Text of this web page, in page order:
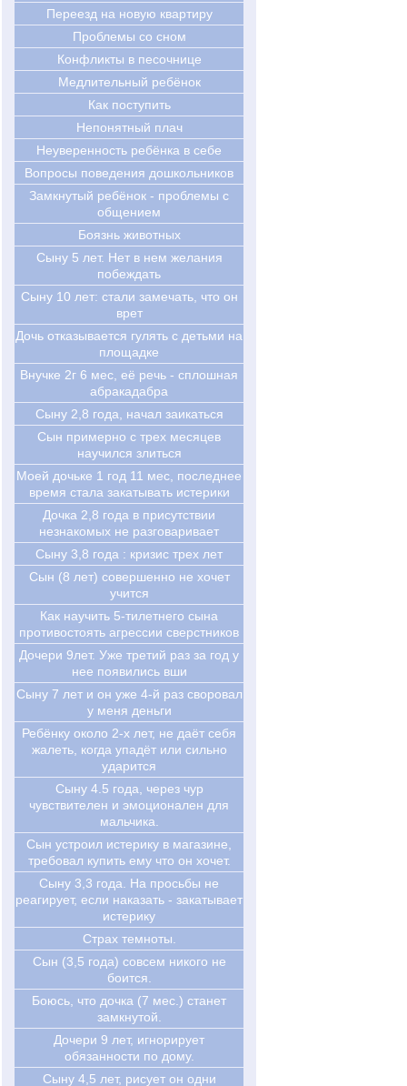
Переезд на новую квартиру
Проблемы со сном
Конфликты в песочнице
Медлительный ребёнок
Как поступить
Непонятный плач
Неуверенность ребёнка в себе
Вопросы поведения дошкольников
Замкнутый ребёнок - проблемы с
общением
Боязнь животных
Сыну 5 лет. Нет в нем желания
побеждать
Cыну 10 лет: стали замечать, что он
врет
Дочь отказывается гулять с детьми на
площадке
Внучке 2г 6 мес, её речь - сплошная
абракадабра
Сыну 2,8 года, начал заикаться
Сын примерно с трех месяцев
научился злиться
Моей дочьке 1 год 11 мес, последнее
время стала закатывать истерики
Дочка 2,8 года в присутствии
незнакомых не разговаривает
Сыну 3,8 года : кризис трех лет
Cын (8 лет) совершенно не хочет
учится
Как научить 5-тилетнего сына
противостоять агрессии сверстников
Дочери 9лет. Уже третий раз за год у
нее появились вши
Сыну 7 лет и он уже 4-й раз своровал
у меня деньги
Ребёнку около 2-х лет, не даёт себя
жалеть, когда упадёт или сильно
ударится
Сыну 4.5 года, через чур
чувствителен и эмоционален для
мальчика.
Сын устроил истерику в магазине,
требовал купить ему что он хочет.
Сыну 3,3 года. На просьбы не
реагирует, если наказать - закатывает
истерику
Страх темноты.
Сын (3,5 года) совсем никого не
боится.
Боюсь, что дочка (7 мес.) станет
замкнутой.
Дочери 9 лет, игнорирует
обязанности по дому.
Сыну 4,5 лет, рисует он одни